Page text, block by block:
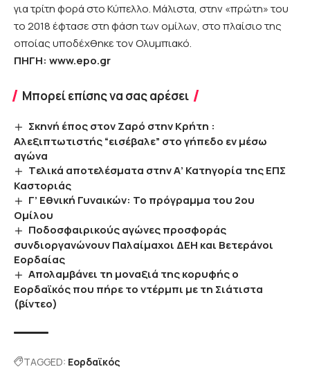
για τρίτη φορά στο Κύπελλο. Μάλιστα, στην «πρώτη» του
το 2018 έφτασε στη φάση των ομίλων, στο πλαίσιο της
οποίας υποδέχθηκε τον Ολυμπιακό.
ΠΗΓΗ: www.epo.gr
Μπορεί επίσης να σας αρέσει
Σκηνή έπος στον Ζαρό στην Κρήτη :
Αλεξιπτωτιστής “εισέβαλε” στο γήπεδο εν μέσω
αγώνα
Tελικά αποτελέσματα στην Α’ Κατηγορία της ΕΠΣ
Καστοριάς
Γ’ Εθνική Γυναικών: Το πρόγραμμα του 2ου
Ομίλου
Ποδοσφαιρικούς αγώνες προσφοράς
συνδιοργανώνουν Παλαίμαχοι ΔΕΗ και Βετεράνοι
Εορδαίας
Απολαμβάνει τη μοναξιά της κορυφής ο
Εορδαϊκός που πήρε το ντέρμπι με τη Σιάτιστα
(βίντεο)
TAGGED: Εορδαϊκός